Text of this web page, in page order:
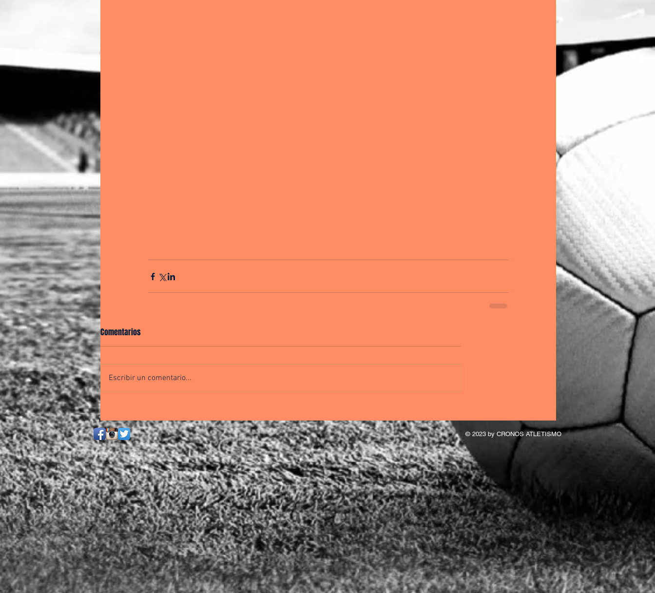
Comentarios
Escribir un comentario...
© 2023 by CRONOS ATLETISMO